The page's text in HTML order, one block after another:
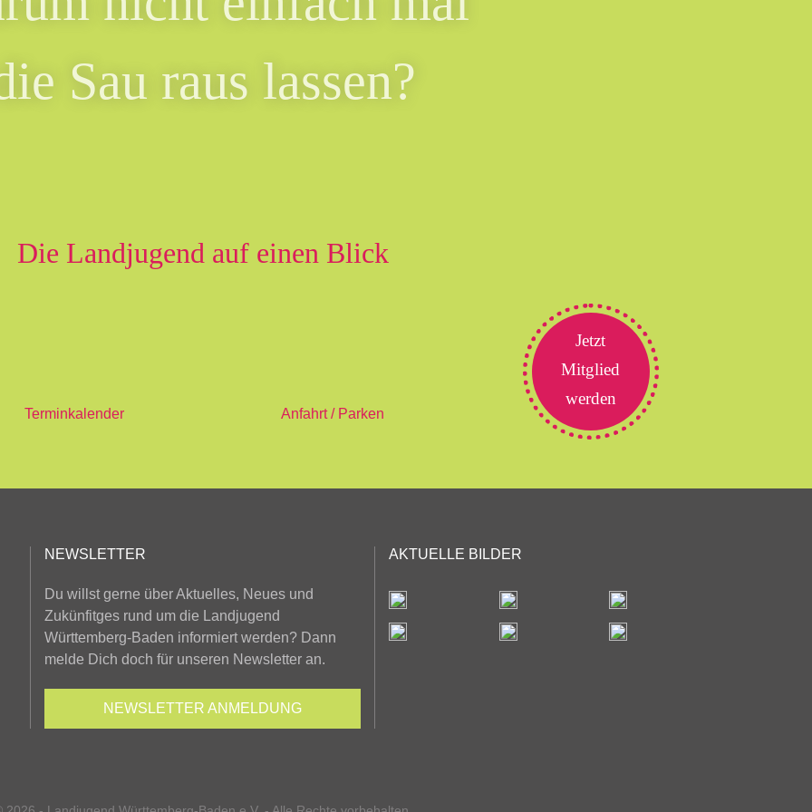
Sau raus lassen?
Die Landjugend auf einen Blick
Terminkalender Anfahrt / Parken
Jetzt
Mitglied
werden
NEWSLETTER
Du willst gerne über Aktuelles, Neues und
Zukünfitges rund um die Landjugend
Württemberg-Baden informiert werden? Dann
melde Dich doch für unseren Newsletter an.
NEWSLETTER ANMELDUNG
AKTUELLE BILDER